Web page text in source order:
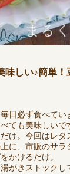
味しい♪簡単！
日必ず食べてい
ても美味しいで
け。今回はレタ
に、市販のサラ
かけるだけ。
がきストックし